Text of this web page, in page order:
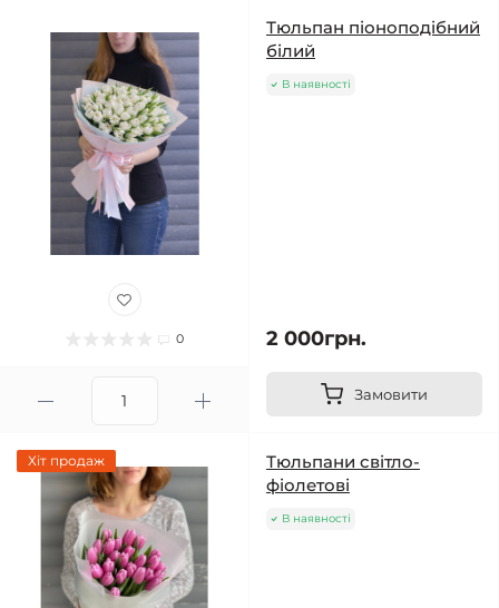
0
Тюльпан піоноподібний
білий
В наявності
2 000грн.
Замовити
Хіт продаж
Тюльпани світло-
фіолетові
В наявності